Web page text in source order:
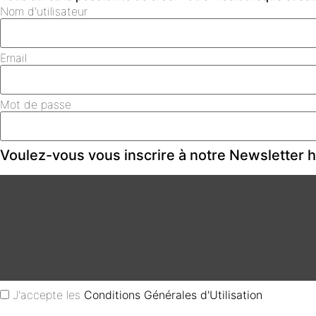
Nom d'utilisateur
Email
Mot de passe
Voulez-vous vous inscrire à notre Newsletter
J'accepte les Conditions Générales d'Utilisation